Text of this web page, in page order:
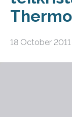
18 October 2011